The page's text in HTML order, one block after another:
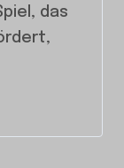
das